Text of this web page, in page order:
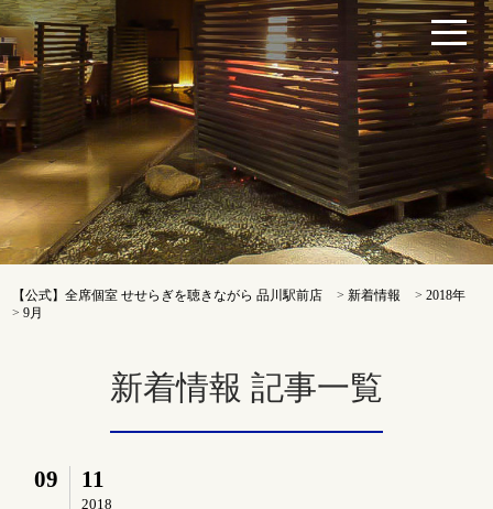
【公式】全席個室 せせらぎを聴きながら 品川駅前店 >新着情報 >2018年
>9月
新着情報 記事一覧
09 11
2018